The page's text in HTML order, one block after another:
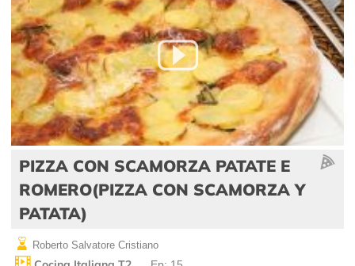
PIZZA CON SCAMORZA PATATE E
ROMERO(PIZZA CON SCAMORZA Y
PATATA)
Roberto Salvatore Cristiano